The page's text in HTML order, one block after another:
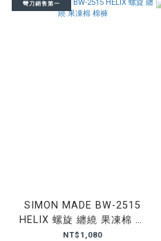
彎刀銷售第一
SIMON MADE BW-2515
HELIX 螺旋 纏繞 果凍棉 棉
褲
NT$1,080